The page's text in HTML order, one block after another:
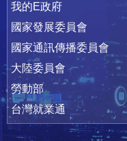
我的E政府
國家發展委員會
國家通訊傳播委員會
大陸委員會
勞動部
台灣就業通